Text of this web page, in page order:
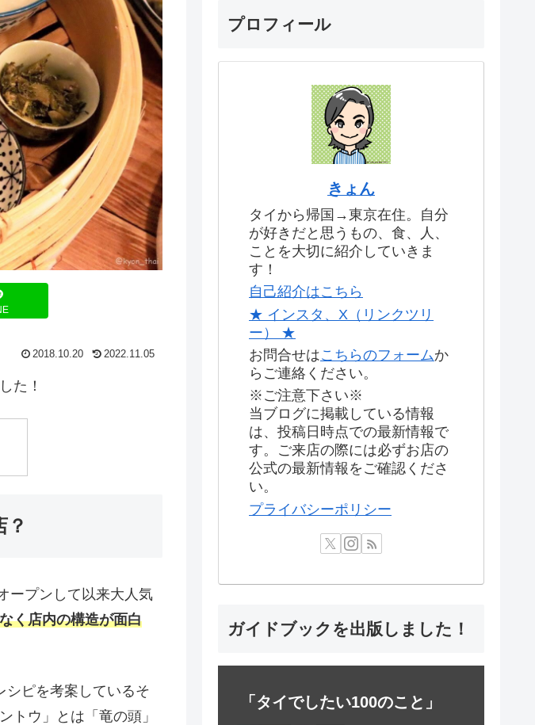
2018.10.20 2022.11.05
た！
ープンして以来大人気
く店内の構造が面白
シピを考案しているそ
トウ」とは「竜の頭」
プロフィール
きょん
タイから帰国→東京在住。自分
が好きだと思うもの、食、人、
ことを大切に紹介していきま
す！
自己紹介はこちら
★ インスタ、X（リンクツリ
ー） ★
お問合せはこちらのフォームか
らご連絡ください。
※ご注意下さい※
当ブログに掲載している情報
は、投稿日時点での最新情報で
す。ご来店の際には必ずお店の
公式の最新情報をご確認くださ
い。
プライバシーポリシー
ガイドブックを出版しました！
「タイでしたい100のこと」